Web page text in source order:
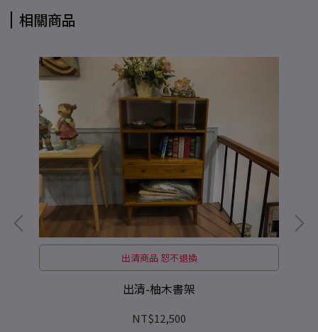
相關商品
出清商品 恕不退換
出清-柚木書架
NT$12,500